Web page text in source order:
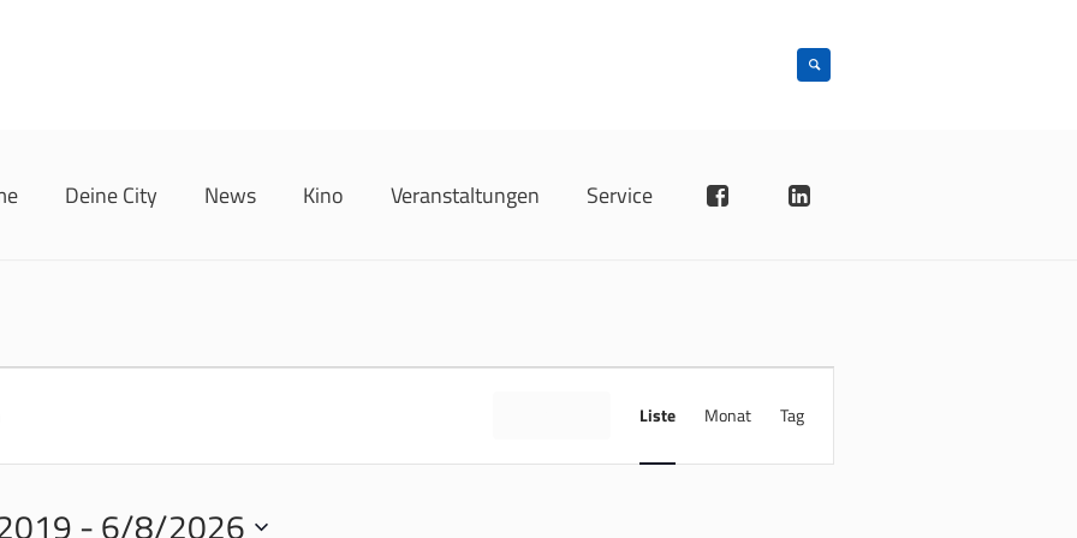
Deine City News Kino Veranstaltungen Service
ANSICHTEN-
Liste Monat Tag
- 6/8/2026